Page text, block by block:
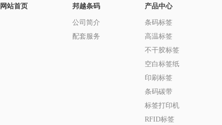
网站首页 邦越条码
公司简介
配套服务
产品中心
条码标签
高温标签
不干胶标签
空白标签纸
印刷标签
条码碳带
标签打印机
RFID标签